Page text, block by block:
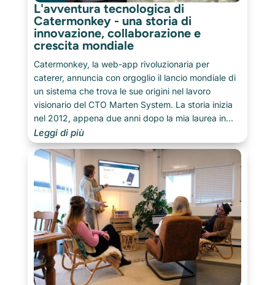
L'avventura tecnologica di
Catermonkey - una storia di
innovazione, collaborazione e
crescita mondiale
Catermonkey, la web-app rivoluzionaria per
caterer, annuncia con orgoglio il lancio mondiale di
un sistema che trova le sue origini nel lavoro
visionario del CTO Marten System. La storia inizia
nel 2012, appena due anni dopo la mia laurea in
Ingegneria del Software all'Università di Twente,
quando sono entrato in contatto con un caterer di
Breda che cercava un sistema di automazione per
la sua attività.
Leggi di più